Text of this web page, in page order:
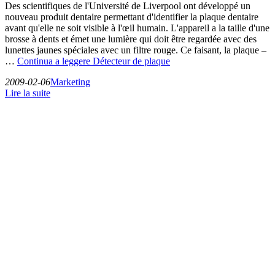
Des scientifiques de l'Université de Liverpool ont développé un
nouveau produit dentaire permettant d'identifier la plaque dentaire
avant qu'elle ne soit visible à l'œil humain. L'appareil a la taille d'une
brosse à dents et émet une lumière qui doit être regardée avec des
lunettes jaunes spéciales avec un filtre rouge. Ce faisant, la plaque –
… Continua a leggere Détecteur de plaque
2009-02-06Marketing
Lire la suite